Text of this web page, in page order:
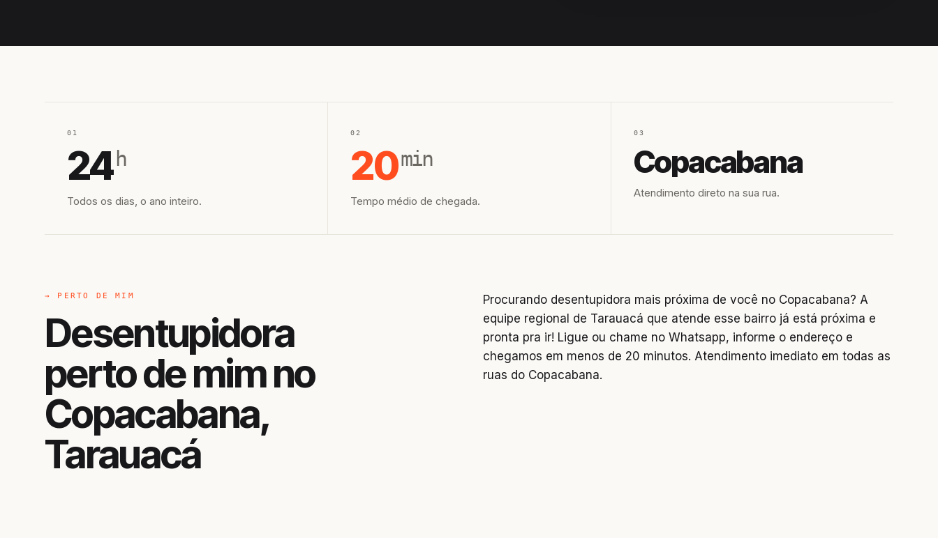
01
24 h
Todos os dias, o ano inteiro.
02
20min
Tempo médio de chegada.
03
Copacabana
Atendimento direto na sua rua.
→ PERTO DE MIM
Desentupidora
perto de mim no
Copacabana,
Tarauacá
Procurando desentupidora mais próxima de você no Copacabana? A
equipe regional de Tarauacá que atende esse bairro já está próxima e
pronta pra ir! Ligue ou chame no Whatsapp, informe o endereço e
chegamos em menos de 20 minutos. Atendimento imediato em todas as
ruas do Copacabana.